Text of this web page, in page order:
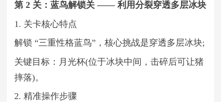
第 2 关：蓝鸟解锁关 —— 利用分裂穿透多层冰块
1. 关卡核心特点
解锁 “三重性格蓝鸟”，核心挑战是穿透多层冰块;
关键目标：月光杯(位于冰块中间，击碎后可让猪
摔落)。
2. 精准操作步骤